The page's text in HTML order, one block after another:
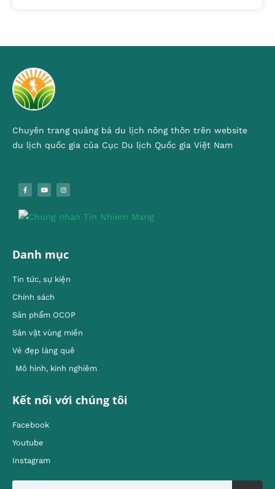
Chuyên trang quảng bá du lịch nông thôn trên website
du lịch quốc gia của Cục Du lịch Quốc gia Việt Nam
Danh mục
Tin tức, sự kiện
Chính sách
Sản phẩm OCOP
Sản vật vùng miền
Vẻ đẹp làng quê
Mô hình, kinh nghiêm
Kết nối với chúng tôi
Facebook
Youtube
Instagram